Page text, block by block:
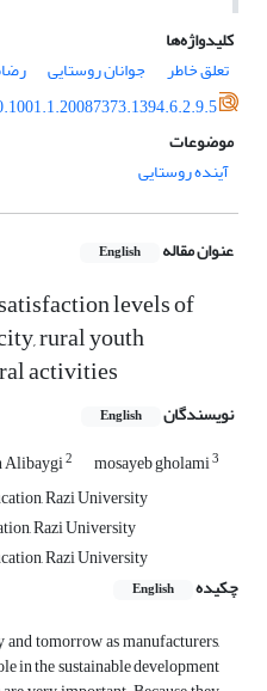
کلیدواژه‌ها
تعلق خاطر
جوانان روستایی
موضوعات
آینده روستایی
عنوان مقاله English
levels of
rural youth
activities
نویسندگان English
Alibaygi2 mosayeb gholami3
Razi University
Razi University
Razi University
چکیده
English
tomorrow as manufacturers,
in the sustainable development